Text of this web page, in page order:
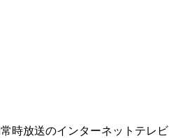
時放送のインターネットテレビ